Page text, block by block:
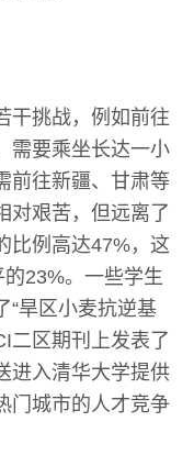
干挑战，例如前往
需要乘坐长达一小
前往新疆、甘肃等
对艰苦，但远离了
比例高达47%，这
23%。一些学生
“旱区小麦抗逆基
二区期刊上发表了
进入清华大学提供
门城市的人才竞争